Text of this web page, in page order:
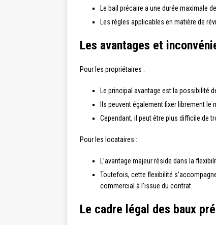
Le bail précaire a une durée maximale
Les règles applicables en matière de
Les avantages et
Pour les propriétaires :
Le principal avantage est la possibilité
Ils peuvent également fixer librement
Cependant, il peut être plus difficile de
Pour les locataires :
L’avantage majeur réside dans la
Toutefois, cette flexibilité
commercial à l’issue du contrat.
Le cadre légal des baux